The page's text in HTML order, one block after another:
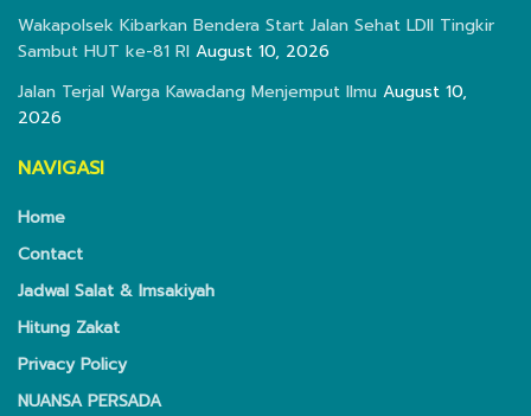
Wakapolsek Kibarkan Bendera Start Jalan Sehat LDII Tingkir
Sambut HUT ke-81 RI August 10, 2026
Jalan Terjal Warga Kawadang Menjemput Ilmu August 10,
2026
NAVIGASI
Home
Contact
Jadwal Salat & Imsakiyah
Hitung Zakat
Privacy Policy
NUANSA PERSADA